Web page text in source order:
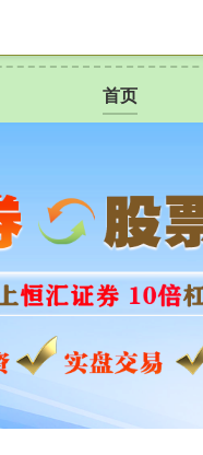
首页